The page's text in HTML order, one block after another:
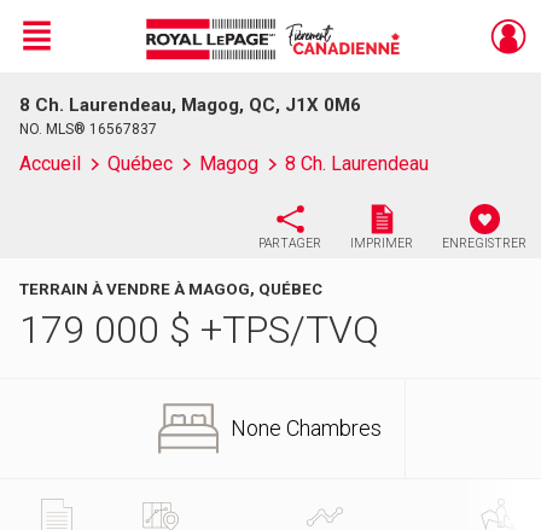
Live
En Direct
Menu
8 Ch. Laurendeau, Magog, QC, J1X 0M6
NO. MLS® 16567837
Accueil Québec Magog 8 Ch. Laurendeau
PARTAGER IMPRIMER ENREGISTRER
TERRAIN À VENDRE À MAGOG, QUÉBEC
179 000 $ +TPS/TVQ
None Chambres